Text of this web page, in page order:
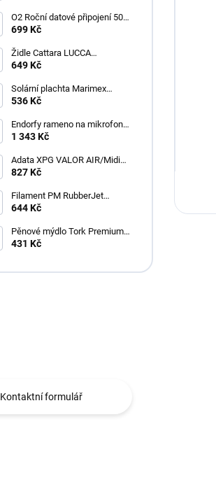
O2 Roční datové připojení 50
GB
699 Kč
Židle Cattara LUCCA
kempingová skládací modrá
649 Kč
Solární plachta Marimex
průměr 3,6 m černá
536 Kč
Endorfy rameno na mikrofon
Broadcast Low Profile Boom
hlava / černý
1 343 Kč
Adata XPG VALOR AIR/Midi
Tower/Transpar./Černá
827 Kč
Filament PM RubberJet
TPE88 (pružná) 1,75mm,
644 Kč
Pěnové mýdlo Tork Premium
Antimikrobiální 1l S4
431 Kč
Kontaktní formulář